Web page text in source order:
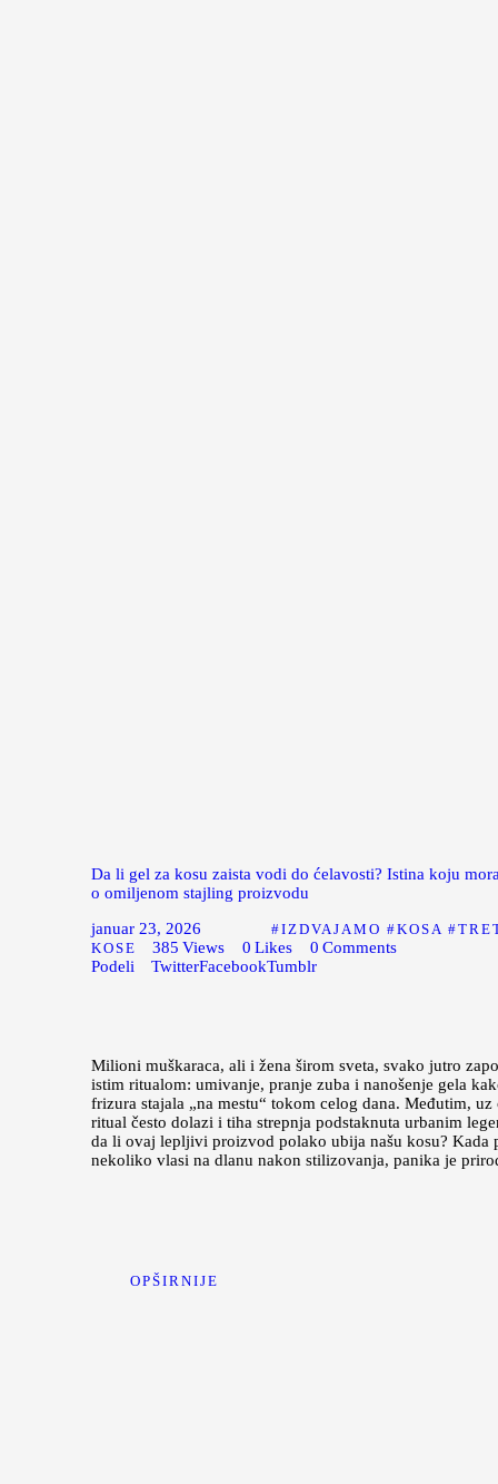
Da li gel za kosu zaista vodi do ćelavosti? Istina koju
o omiljenom stajling proizvodu
januar 23, 2026
IZDVAJAMO KOSA
KOSE
385 Views 0 Likes 0 Comments
Podeli
TwitterFacebookTumblr
Milioni muškaraca, ali i žena širom sveta, svako jutro
istim ritualom: umivanje, pranje zuba i nanošenje gela
frizura stajala „na mestu“ tokom celog dana. Međutim, uz
ritual često dolazi i tiha strepnja podstaknuta urbanim
da li ovaj lepljivi proizvod polako ubija našu kosu? Kada
nekoliko vlasi na dlanu nakon stilizovanja, panika je
OPŠIRNIJE